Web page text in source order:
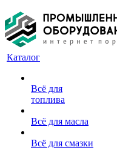
Каталог
Всё для
топлива
Всё для масла
Всё для смазки